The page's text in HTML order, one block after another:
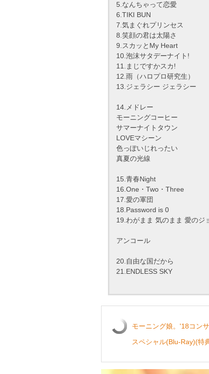
5.なんちゃって恋愛
6.TIKI BUN
7.気まぐれプリンセス
8.笑顔の君は太陽さ
9.スカッとMy Heart
10.泡沫サタデーナイト!
11.まじですかスカ!
12.雨（ハロプロ研究生）
13.ジェラシー ジェラシー
14.メドレー
モーニングコーヒー
サマーナイトタウン
LOVEマシーン
色っぽいじれったい
真夏の光線
15.青春Night
16.One・Two・Three
17.愛の軍団
18.Password is 0
19.わがまま 気のまま 愛のジ
アンコール
20.自由な国だから
21.ENDLESS SKY
モーニング娘。'18コン
スペシャル(Blu-Ray)(特